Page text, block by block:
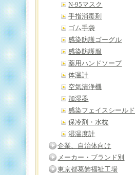
N-95マスク
手指消毒剤
ゴム手袋
感染防護ゴーグル
感染防護服
薬用ハンドソープ
体温計
空気清浄機
加湿器
感染フェイスシールド
保冷剤・水枕
湿温度計
企業、自治体向け
メーカー・ブランド別
東京都葛飾福祉工場